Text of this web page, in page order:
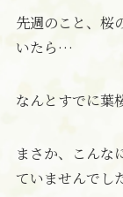
先週のこと、桜
いたら…
なんとすでに葉
まさか、こんな
ていませんでし